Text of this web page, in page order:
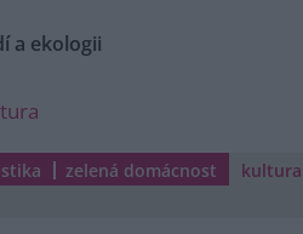
a ekologii
zelená domácnost kultura